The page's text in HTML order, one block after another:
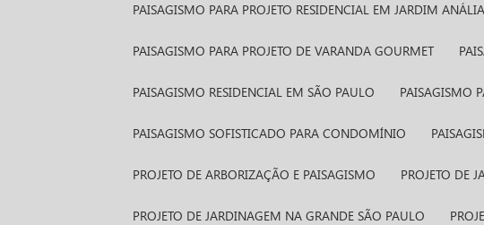
PAISAGISMO PARA PROJETO RESIDENCIAL EM JARDIM
PAISAGISMO PARA PROJETO DE VARANDA GOURMET
PAISAGISMO RESIDENCIAL EM SÃO PAULO PAISAGISMO
PAISAGISMO SOFISTICADO PARA CONDOMÍNIO
PROJETO DE ARBORIZAÇÃO E PAISAGISMO PROJETO DE
PROJETO DE JARDINAGEM NA GRANDE SÃO PAULO